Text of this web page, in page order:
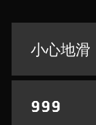
小心地滑
999